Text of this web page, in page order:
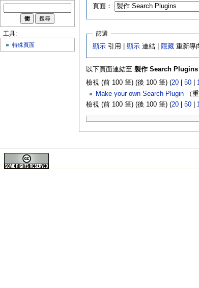
頁面：
篩選
顯示 引用 |顯示 連結 | 隱藏 重新導
以下頁面連結至 製作 Search Plugins
檢視 (前 100 筆) (後 100 筆) (20| 50|
Make your own Search Plugin（重
檢視 (前 100 筆) (後 100 筆) (20| 50|
工具:
特殊頁面